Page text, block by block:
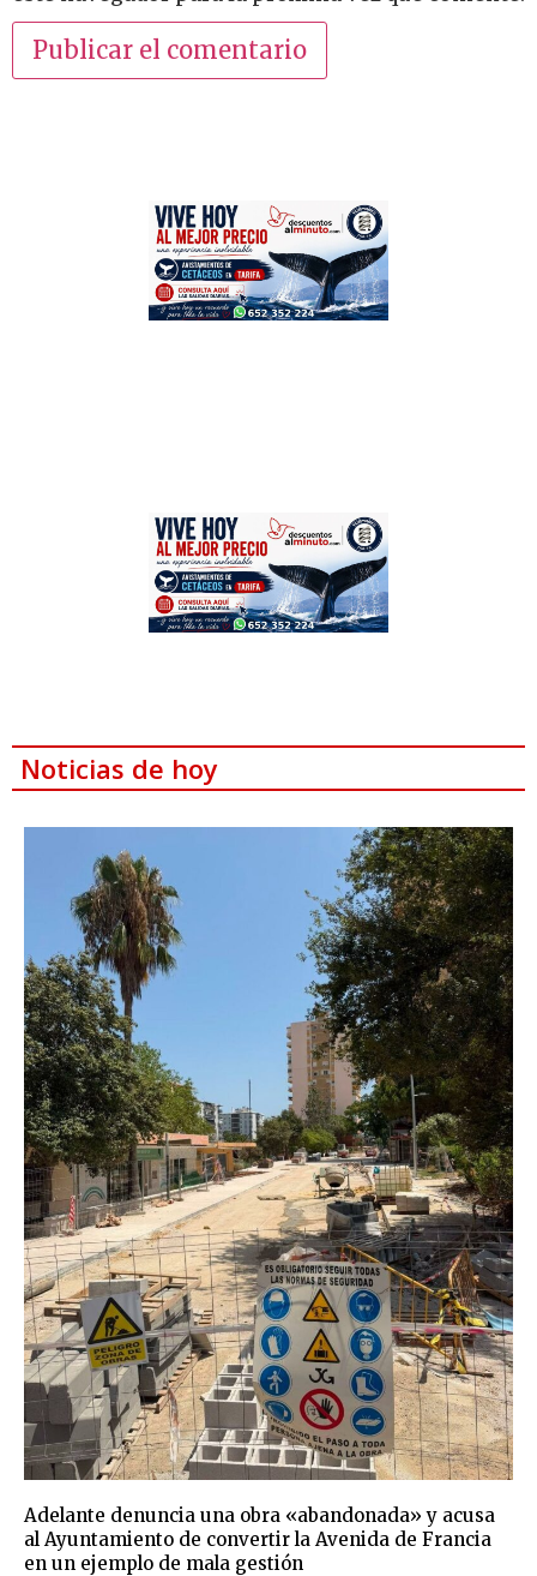
Noticias de hoy
Adelante denuncia una obra «abandonada» y acusa
al Ayuntamiento de convertir la Avenida de Francia
en un ejemplo de mala gestión